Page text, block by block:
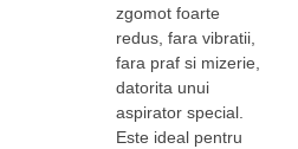
zgomot foarte
redus, fara vibratii,
fara praf si mizerie,
datorita unui
aspirator special.
Este ideal pentru